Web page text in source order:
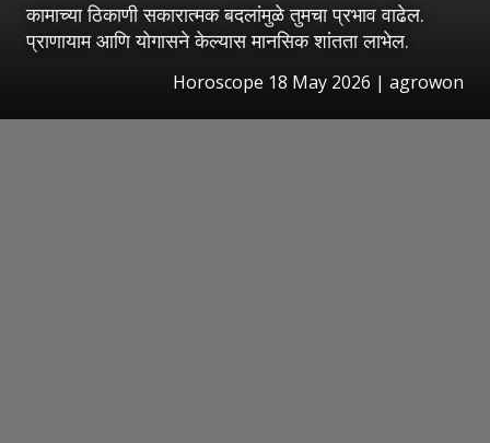
कामाच्या ठिकाणी सकारात्मक बदलांमुळे तुमचा प्रभाव वाढेल.
प्राणायाम आणि योगासने केल्यास मानसिक शांतता लाभेल.
Horoscope 18 May 2026 | agrowon